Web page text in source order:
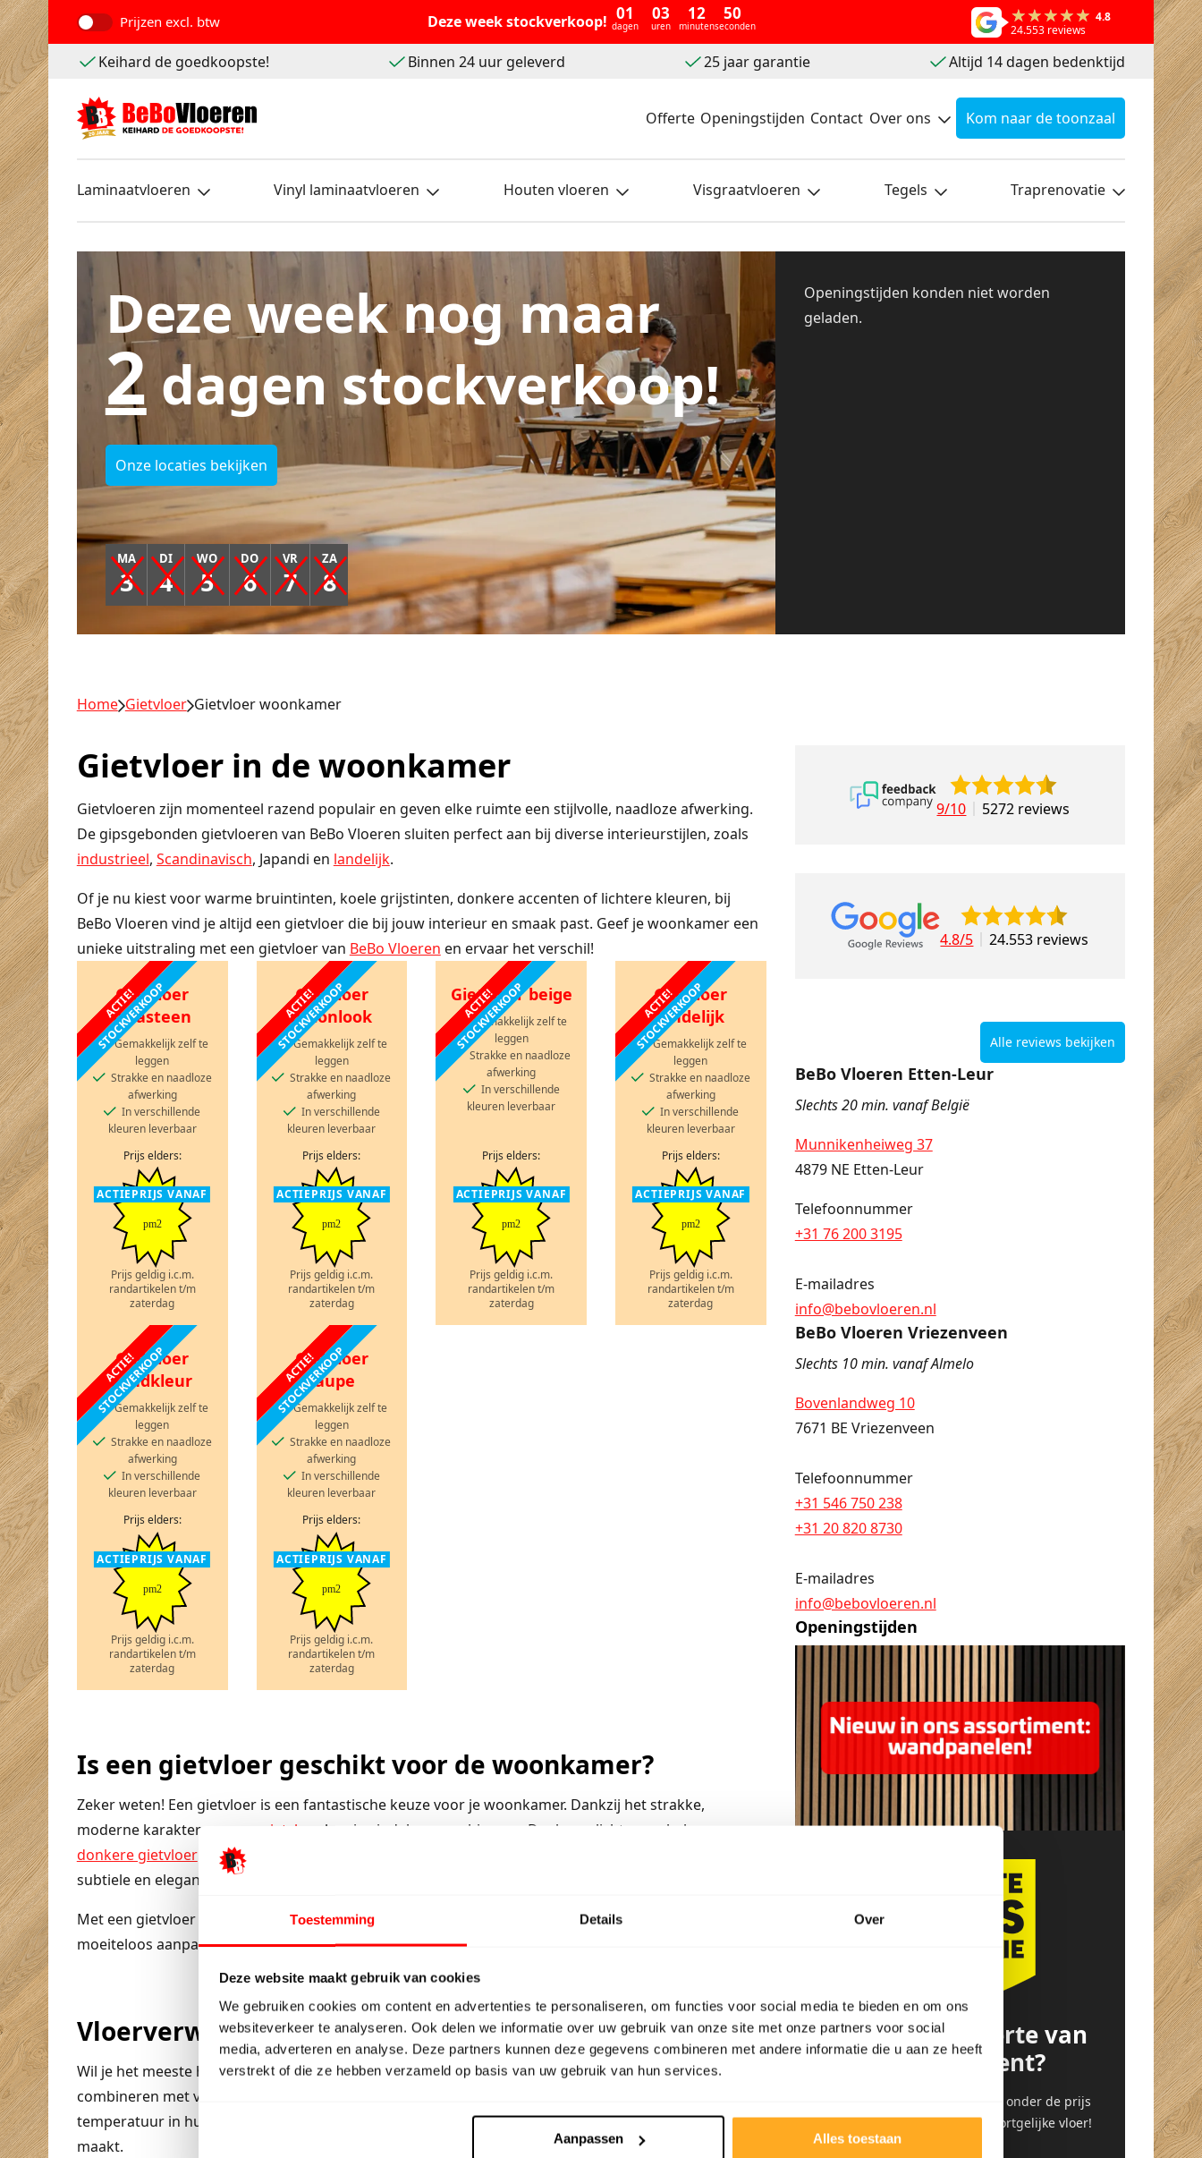
Toestemming Details Over
Deze website maakt gebruik van cookies
We gebruiken cookies om content en advertenties te personaliseren, om functies voor social media te bieden en om ons
websiteverkeer te analyseren. Ook delen we informatie over uw gebruik van onze site met onze partners voor social
media, adverteren en analyse. Deze partners kunnen deze gegevens combineren met andere informatie die u aan ze heeft
verstrekt of die ze hebben verzameld op basis van uw gebruik van hun services.
Aanpassen Alles toestaan
Prijzen excl. btw Deze week stockverkoop! 01
dagen
03
uren
12
minuten
48
seconden
4.8
24.553 reviews
Keihard de goedkoopste! Binnen 24 uur geleverd 25 jaar garantie Altijd 14 dagen bedenktijd
Offerte Openingstijden Contact Over ons Kom naar de toonzaal
Laminaatvloeren Vinyl laminaatvloeren Houten vloeren Visgraatvloeren Tegels Traprenovatie
Deze week nog maar
2 dagen stockverkoop!
Onze locaties bekijken
MA
3
DI
4
WO
5
DO
6
VR
7
ZA
8
Openingstijden konden niet worden
geladen.
Home Gietvloer Gietvloer woonkamer
Gietvloer in de woonkamer
Gietvloeren zijn momenteel razend populair en geven elke ruimte een stijlvolle, naadloze afwerking.
De gipsgebonden gietvloeren van BeBo Vloeren sluiten perfect aan bij diverse interieurstijlen, zoals
industrieel, Scandinavisch, Japandi en landelijk.
Of je nu kiest voor warme bruintinten, koele grijstinten, donkere accenten of lichtere kleuren, bij
BeBo Vloeren vind je altijd een gietvloer die bij jouw interieur en smaak past. Geef je woonkamer een
unieke uitstraling met een gietvloer van BeBo Vloeren en ervaar het verschil!
ACTIE!
STOCKVERKOOP
Gietvloer
lavasteen
Gemakkelijk zelf te
leggen
Strakke en naadloze
afwerking
In verschillende
kleuren leverbaar
Prijs elders:
ACTIEPRIJS VANAF
pm2
Prijs geldig i.c.m.
randartikelen t/m
zaterdag
ACTIE!
STOCKVERKOOP
Gietvloer
betonlook
Gemakkelijk zelf te
leggen
Strakke en naadloze
afwerking
In verschillende
kleuren leverbaar
Prijs elders:
ACTIEPRIJS VANAF
pm2
Prijs geldig i.c.m.
randartikelen t/m
zaterdag
ACTIE!
STOCKVERKOOP
Gietvloer beige
Gemakkelijk zelf te
leggen
Strakke en naadloze
afwerking
In verschillende
kleuren leverbaar
Prijs elders:
ACTIEPRIJS VANAF
pm2
Prijs geldig i.c.m.
randartikelen t/m
zaterdag
ACTIE!
STOCKVERKOOP
Gietvloer
landelijk
Gemakkelijk zelf te
leggen
Strakke en naadloze
afwerking
In verschillende
kleuren leverbaar
Prijs elders:
ACTIEPRIJS VANAF
pm2
Prijs geldig i.c.m.
randartikelen t/m
zaterdag
ACTIE!
STOCKVERKOOP
Gietvloer
zandkleur
Gemakkelijk zelf te
leggen
Strakke en naadloze
afwerking
In verschillende
kleuren leverbaar
Prijs elders:
ACTIEPRIJS VANAF
pm2
Prijs geldig i.c.m.
randartikelen t/m
zaterdag
ACTIE!
STOCKVERKOOP
Gietvloer
taupe
Gemakkelijk zelf te
leggen
Strakke en naadloze
afwerking
In verschillende
kleuren leverbaar
Prijs elders:
ACTIEPRIJS VANAF
pm2
Prijs geldig i.c.m.
randartikelen t/m
zaterdag
Is een gietvloer geschikt voor de woonkamer?
Zeker weten! Een gietvloer is een fantastische keuze voor je woonkamer. Dankzij het strakke,
moderne karakter van een
gietvloer
kan je eindeloos combineren. Denk aan lichte meubels op een
donkere gietvloervoor een opvallend contrast, of juist donkere accenten op een lichte vloer voor een
subtiele en elegante uitstraling.
Met een gietvloer geniet je van een naadloze afwerking die een eigentijdse look geeft en zich
moeiteloos aanpast aan jouw persoonlijke stijl!
Vloerverwarming in de woonkamer
Wil je het meeste halen uit je gietvloer? Kies dan voor vloerverwarming! Gietvloeren zijn ideaal om te
combineren met vloerverwarming, waardoor je geniet van warme voeten en een aangename
temperatuur in huis. Bovendien helpt het om energie te besparen, wat het een duurzame keuze
maakt.
9/10 5272 reviews
4.8/5 24.553 reviews
Alle reviews bekijken
BeBo Vloeren Etten-Leur
Slechts 20 min. vanaf België
Munnikenheiweg 37
4879 NE Etten-Leur
Telefoonnummer
+31 76 200 3195
E-mailadres
info@bebovloeren.nl
BeBo Vloeren Vriezenveen
Slechts 10 min. vanaf Almelo
Bovenlandweg 10
7671 BE Vriezenveen
Telefoonnummer
+31 546 750 238
+31 20 820 8730
E-mailadres
info@bebovloeren.nl
Openingstijden
Heb je een offerte van
de concurrent?
Upload hem hier en wij gaan onder de prijs
door voor dezelfde of een soortgelijke vloer!